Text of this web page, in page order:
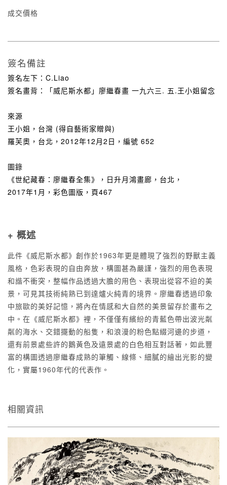
成交價格
簽名備註
簽名左下：C.Liao
簽名畫背：「威尼斯水都」廖繼春畫 一九六三. 五.王小姐留念
來源
王小姐，台灣 (得自藝術家贈與)
羅芙奧，台北，2012年12月2日，編號 652
圖錄
《世紀藏春：廖繼春全集》，日升月鴻畫廊，台北，
2017年1月，彩色圖版，頁467
+ 概述
此件《威尼斯水都》創作於1963年更是體現了強烈的野獸主義
風格，色彩表現的自由奔放，構圖甚為嚴謹，強烈的用色表現
和諧不衝突，整幅作品透過大膽的用色、表現出從容不迫的美
景，可見其技術純熟已到達爐火純青的境界。廖繼春透過印象
中旅歐的美好記憶，將內在情感和大自然的美景留存於畫布之
中。在《威尼斯水都》裡，不僅僅有繽紛的青藍色帶出波光粼
粼的海水、交錯擺動的船隻，和浪漫的粉色點綴河邊的步道，
還有前景處些許的鵝黃色及遠景處的白色相互對話著，如此豐
富的構圖透過廖繼春成熟的筆觸、線條、細膩的繪出光影的變
化，實屬1960年代的代表作。
相關資訊